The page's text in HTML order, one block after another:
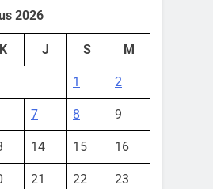
2026
K J S M
1 2
7 8 9
14 15 16
21 22 23